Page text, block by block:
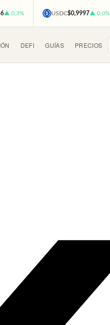
▲ 0,3% USDC$0,9997▲ 0,0%
DEFI GUÍAS PRECIOS